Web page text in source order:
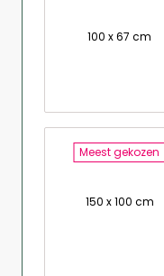
100 x 67 cm
Meest gekozen
150 x 100 cm